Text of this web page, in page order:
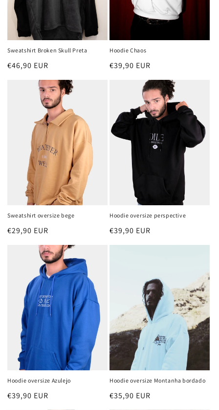
Sweatshirt Broken Skull Preta
Preço
€46,90 EUR
Hoodie Chaos
Preço
€39,90 EUR
Sweatshirt oversize bege
Preço
€29,90 EUR
Hoodie oversize perspective
Preço
€39,90 EUR
Hoodie oversize Azulejo
Preço
€39,90 EUR
Hoodie oversize Montanha bordado
Preço
€35,90 EUR